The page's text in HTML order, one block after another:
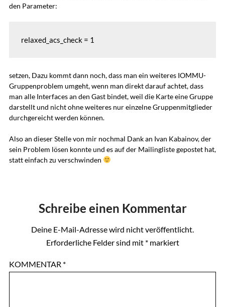
den Parameter:
relaxed_acs_check = 1
setzen, Dazu kommt dann noch, dass man ein weiteres IOMMU-
Gruppenproblem umgeht, wenn man direkt darauf achtet, dass
man alle Interfaces an den Gast bindet, weil die Karte eine Gruppe
darstellt und nicht ohne weiteres nur einzelne Gruppenmitglieder
durchgereicht werden können.
Also an dieser Stelle von mir nochmal Dank an Ivan Kabainov, der
sein Problem lösen konnte und es auf der Mailingliste gepostet hat,
statt einfach zu verschwinden
Schreibe einen Kommentar
Deine E-Mail-Adresse wird nicht veröffentlicht.
Erforderliche Felder sind mit *markiert
KOMMENTAR *